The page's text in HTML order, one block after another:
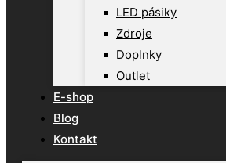
LED pásiky
Zdroje
Doplnky
Outlet
E-shop
Blog
Kontakt